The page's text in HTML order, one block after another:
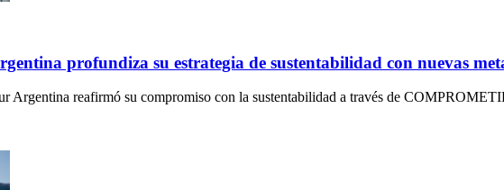
profundiza su estrategia de sustentabilidad con nuevas
Argentina reafirmó su compromiso con la sustentabilidad a través de